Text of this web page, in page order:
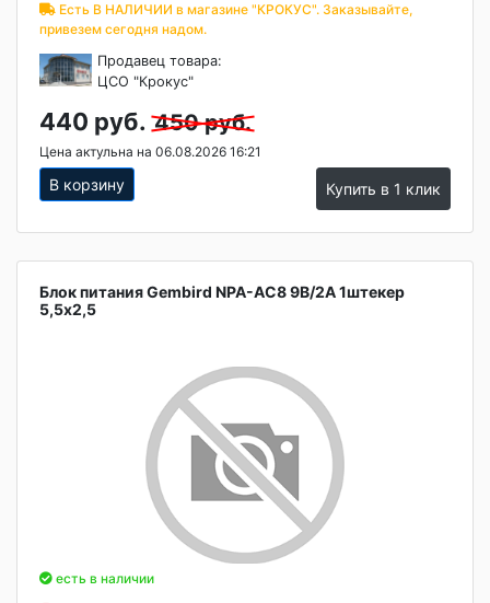
Есть В НАЛИЧИИ в магазине "КРОКУС". Заказывайте,
привезем сегодня надом.
Продавец товара:
ЦСО "Крокус"
440 руб. 450 руб.
Цена актульна на 06.08.2026 16:21
В корзину Купить в 1 клик
Блок питания Gembird NPA-AC8 9В/2А 1штекер
5,5х2,5
есть в наличии